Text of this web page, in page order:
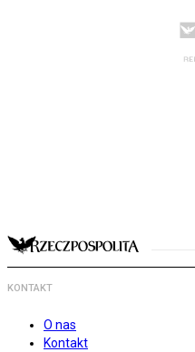
KONTAKT
O nas
Kontakt